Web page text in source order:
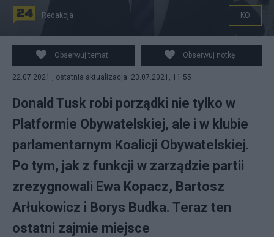
Cezary Tomczyk kolejnym „zrezygnowanym”. Donald
Tusk kontynuuje porządki w PO. Fot. PAP
Redakcja KO
Obserwuj temat Obserwuj notkę
22.07.2021 , ostatnia aktualizacja: 23.07.2021, 11:55
Donald Tusk robi porządki nie tylko w
Platformie Obywatelskiej, ale i w klubie
parlamentarnym Koalicji Obywatelskiej.
Po tym, jak z funkcji w zarządzie partii
zrezygnowali Ewa Kopacz, Bartosz
Arłukowicz i Borys Budka. Teraz ten
ostatni zajmie miejsce